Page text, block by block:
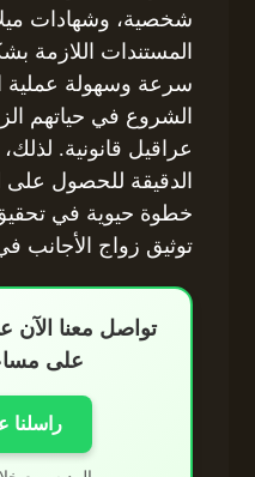
شخصية، وشهادات
المستندات
سرعة وسهولة عملية
الشروع في حياتهم
عراقيل قانونية.
الدقيقة للحصول على
خطوة حيوية في
توثيق زواج الأجانب
تواصل معنا الآن
على
راسلنا